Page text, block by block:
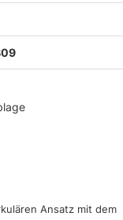
Ansatz mit dem